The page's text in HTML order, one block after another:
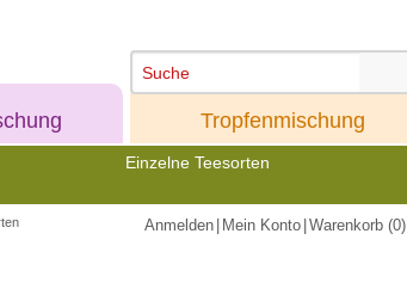
Einzelne Teesorten
Tropfenmischung
Warenkorb (0)
Mein Konto
Anmelden